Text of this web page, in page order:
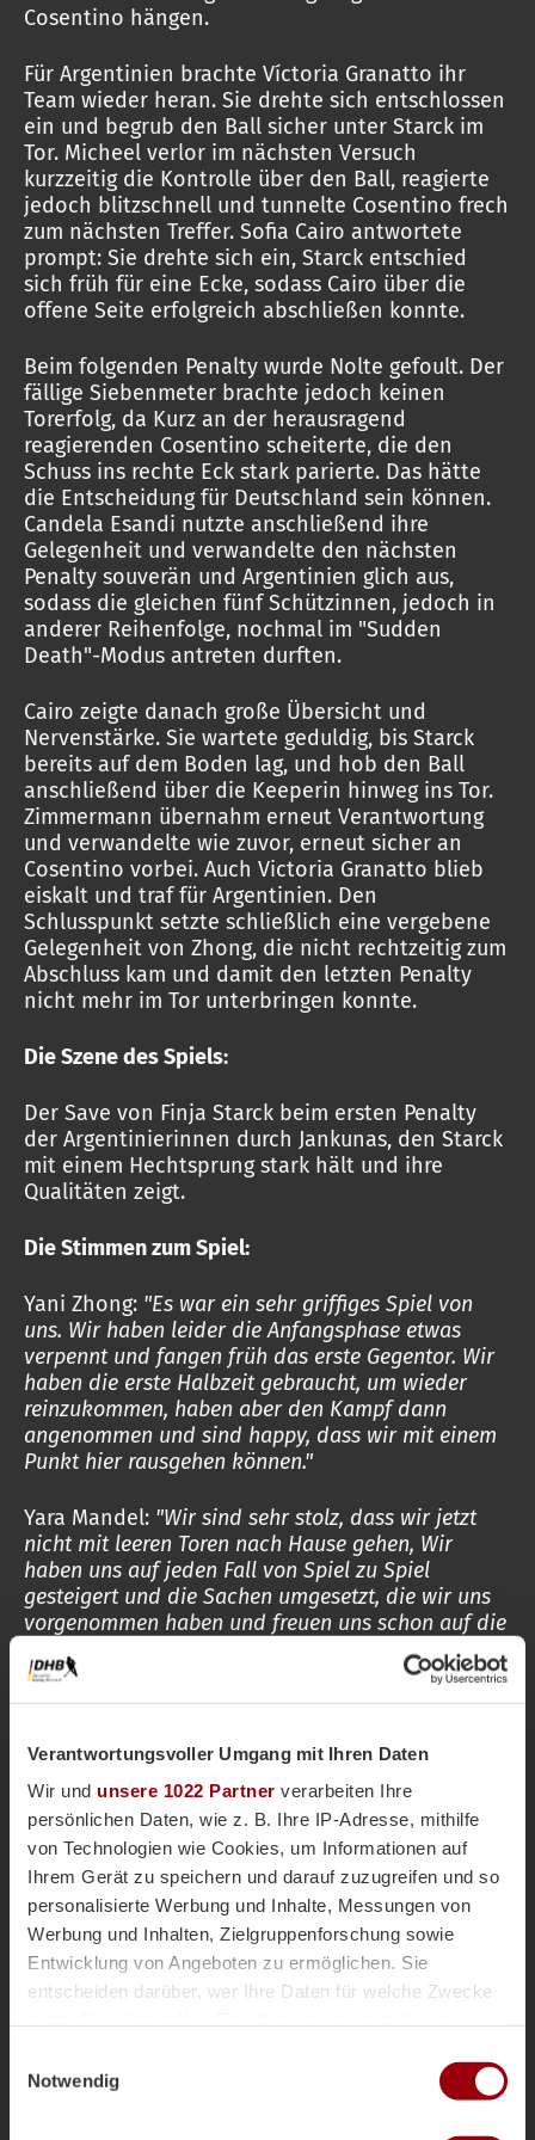
Verantwortungsvoller Umgang mit Ihren Daten
Wir und unsere 1022 Partner verarbeiten Ihre
persönlichen Daten, wie z. B. Ihre IP-Adresse, mithilfe
von Technologien wie Cookies, um Informationen auf
Ihrem Gerät zu speichern und darauf zuzugreifen und so
personalisierte Werbung und Inhalte, Messungen von
Werbung und Inhalten, Zielgruppenforschung sowie
Entwicklung von Angeboten zu ermöglichen. Sie
entscheiden darüber, wer Ihre Daten für welche Zwecke
Trigger Symbol ändern oder widerrufen
Notwendig
Cosentino hängen.
Für Argentinien brachte Víctoria Granatto ihr
Team wieder heran. Sie drehte sich entschlossen
ein und begrub den Ball sicher unter Starck im
Tor. Micheel verlor im nächsten Versuch
kurzzeitig die Kontrolle über den Ball, reagierte
jedoch blitzschnell und tunnelte Cosentino frech
zum nächsten Treffer. Sofia Cairo antwortete
prompt: Sie drehte sich ein, Starck entschied
sich früh für eine Ecke, sodass Cairo über die
offene Seite erfolgreich abschließen konnte.
Beim folgenden Penalty wurde Nolte gefoult. Der
fällige Siebenmeter brachte jedoch keinen
Torerfolg, da Kurz an der herausragend
reagierenden Cosentino scheiterte, die den
Schuss ins rechte Eck stark parierte. Das hätte
die Entscheidung für Deutschland sein können.
Candela Esandi nutzte anschließend ihre
Gelegenheit und verwandelte den nächsten
Penalty souverän und Argentinien glich aus,
sodass die gleichen fünf Schützinnen, jedoch in
anderer Reihenfolge, nochmal im "Sudden
Death"-Modus antreten durften.
Cairo zeigte danach große Übersicht und
Nervenstärke. Sie wartete geduldig, bis Starck
bereits auf dem Boden lag, und hob den Ball
anschließend über die Keeperin hinweg ins Tor.
Zimmermann übernahm erneut Verantwortung
und verwandelte wie zuvor, erneut sicher an
Cosentino vorbei. Auch Victoria Granatto blieb
eiskalt und traf für Argentinien. Den
Schlusspunkt setzte schließlich eine vergebene
Gelegenheit von Zhong, die nicht rechtzeitig zum
Abschluss kam und damit den letzten Penalty
nicht mehr im Tor unterbringen konnte.
Die Szene des Spiels:
Der Save von Finja Starck beim ersten Penalty
der Argentinierinnen durch Jankunas, den Starck
mit einem Hechtsprung stark hält und ihre
Qualitäten zeigt.
Die Stimmen zum Spiel:
Yani Zhong: "Es war ein sehr griffiges Spiel von
uns. Wir haben leider die Anfangsphase etwas
verpennt und fangen früh das erste Gegentor. Wir
haben die erste Halbzeit gebraucht, um wieder
reinzukommen, haben aber den Kampf dann
angenommen und sind happy, dass wir mit einem
Punkt hier rausgehen können."
Yara Mandel: "Wir sind sehr stolz, dass wir jetzt
nicht mit leeren Toren nach Hause gehen, Wir
haben uns auf jeden Fall von Spiel zu Spiel
gesteigert und die Sachen umgesetzt, die wir uns
vorgenommen haben und freuen uns schon auf die
nächsten Pro League-Spiele."
Der Ausblick:
Nach einem tollen Auftritt der DANAS, die vor
allem in der zweiten Halbzeit auch das
spielbestimmende Team waren, fährt das Team
von Trainerin Janneke Schopman den ersten
Punkt der neuen Pro League Saison ein. Das
einzige was das deutsche Team sich heute
vorwerfen muss, sind die Fehler beim
Strafeckenablauf. Weiter geht es für die DANAS
ab dem 6. Februar nächsten Jahres in Valencia,
wo jeweils zweimal Spanien und Belgien als
Gegner warten.